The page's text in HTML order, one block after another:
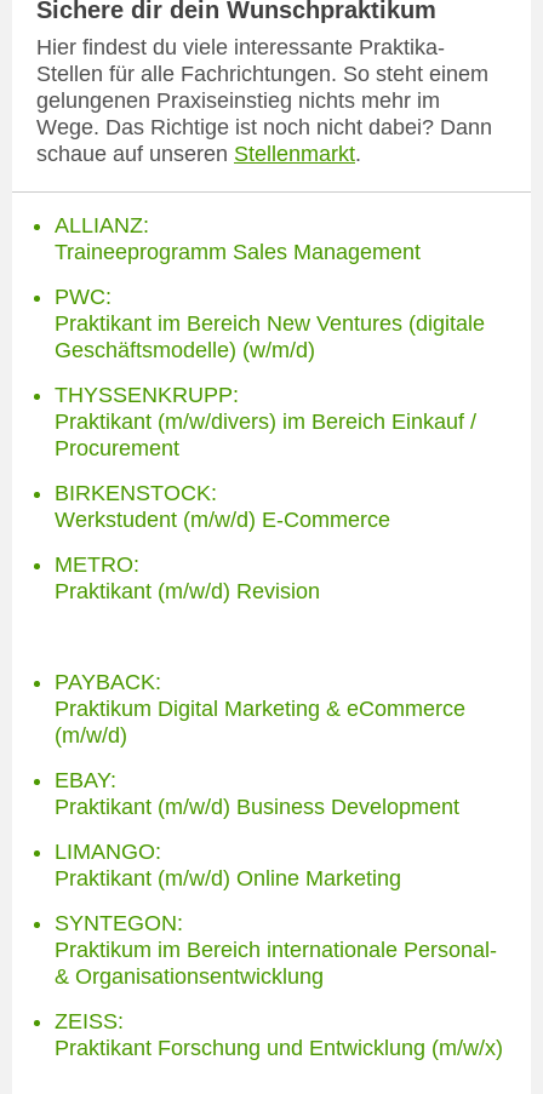
Sichere dir dein Wunschpraktikum
Hier findest du viele interessante Praktika-
Stellen für alle Fachrichtungen. So steht einem
gelungenen Praxiseinstieg nichts mehr im
Wege. Das Richtige ist noch nicht dabei? Dann
schaue auf unseren Stellenmarkt.
ALLIANZ:
Traineeprogramm Sales Management
PWC:
Praktikant im Bereich New Ventures (digitale
Geschäftsmodelle) (w/m/d)
THYSSENKRUPP:
Praktikant (m/w/divers) im Bereich Einkauf /
Procurement
BIRKENSTOCK:
Werkstudent (m/w/d) E-Commerce
METRO:
Praktikant (m/w/d) Revision
PAYBACK:
Praktikum Digital Marketing & eCommerce
(m/w/d)
EBAY:
Praktikant (m/w/d) Business Development
LIMANGO:
Praktikant (m/w/d) Online Marketing
SYNTEGON:
Praktikum im Bereich internationale Personal-
& Organisationsentwicklung
ZEISS:
Praktikant Forschung und Entwicklung (m/w/x)